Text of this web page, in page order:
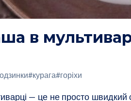
в
#курага#горіхи
— це не просто швидкий